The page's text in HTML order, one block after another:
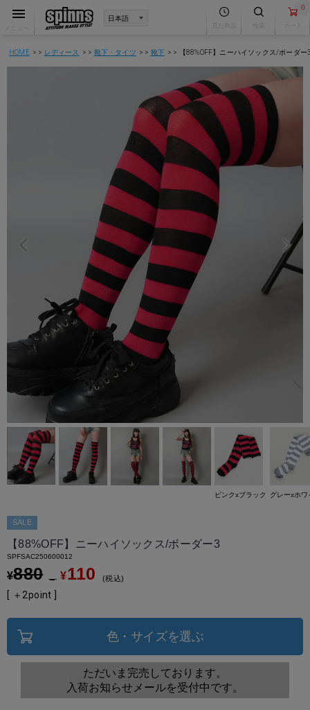
0
HOME レディース 靴下・タイツ 靴下 【88%OFF】ニーハイソックス/ボーダー
SALE
【88%OFF】ニーハイソックス/ボーダー3
SPFSAC250600012
¥880 → ¥110 税込
[ ＋ 2point ]
色・サイズを選ぶ
ただいま完売しております。
入荷お知らせメールを受付中です。
ピンクxブラック グレーxホワ